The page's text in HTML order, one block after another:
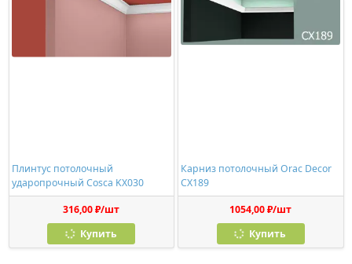
Плинтус потолочный
ударопрочный Cosca KX030
316,00 ₽/шт
Купить
Карниз потолочный Orac Decor
CX189
1054,00 ₽/шт
Купить